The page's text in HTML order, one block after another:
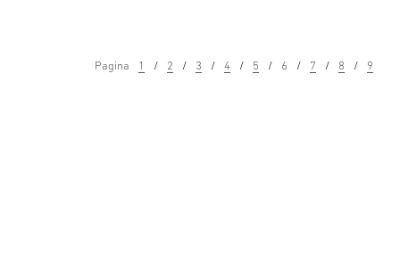
Pagina 1 2 3 4 5 6 7 8 9